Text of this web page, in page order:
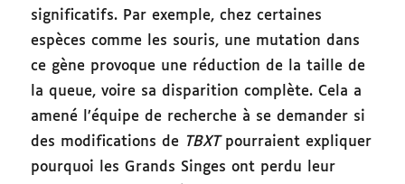
significatifs. Par exemple, chez certaines
espèces comme les souris, une mutation dans
ce gène provoque une réduction de la taille de
la queue, voire sa disparition complète. Cela a
amené l’équipe de recherche à se demander si
des modifications de TBXTpourraient expliquer
pourquoi les Grands Singes ont perdu leur